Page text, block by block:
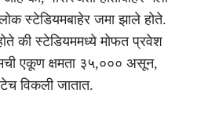
स्टेडियमबाहेर जमा झाले होते.
की स्टेडियममध्ये मोफत प्रवेश
एकूण क्षमता ३५,००० असून,
विकली जातात.